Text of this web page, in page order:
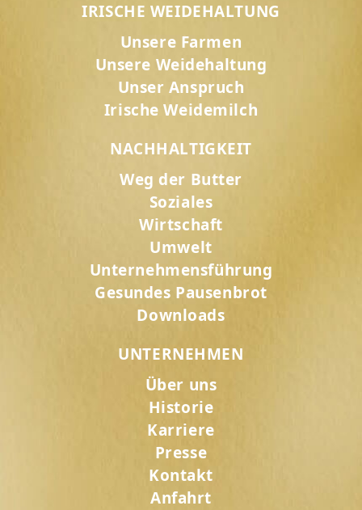
IRISCHE WEIDEHALTUNG
Unsere Farmen
Unsere Weidehaltung
Unser Anspruch
Irische Weidemilch
NACHHALTIGKEIT
Weg der Butter
Soziales
Wirtschaft
Umwelt
Unternehmensführung
Gesundes Pausenbrot
Downloads
UNTERNEHMEN
Über uns
Historie
Karriere
Presse
Kontakt
Anfahrt